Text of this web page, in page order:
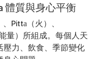
體質與身心平衡
Pitta（火）、
量）所組成。每個人天
壓力、飲食、季節變化